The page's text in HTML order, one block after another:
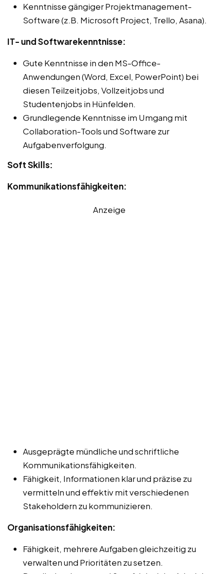
Kenntnisse gängiger Projektmanagement-
Software (z.B. Microsoft Project, Trello, Asana).
IT- und Softwarekenntnisse:
Gute Kenntnisse in den MS-Office-
Anwendungen (Word, Excel, PowerPoint) bei
diesen Teilzeitjobs, Vollzeitjobs und
Studentenjobs in Hünfelden.
Grundlegende Kenntnisse im Umgang mit
Collaboration-Tools und Software zur
Aufgabenverfolgung.
Soft Skills:
Kommunikationsfähigkeiten:
Anzeige
Ausgeprägte mündliche und schriftliche
Kommunikationsfähigkeiten.
Fähigkeit, Informationen klar und präzise zu
vermitteln und effektiv mit verschiedenen
Stakeholdern zu kommunizieren.
Organisationsfähigkeiten:
Fähigkeit, mehrere Aufgaben gleichzeitig zu
verwalten und Prioritäten zu setzen.